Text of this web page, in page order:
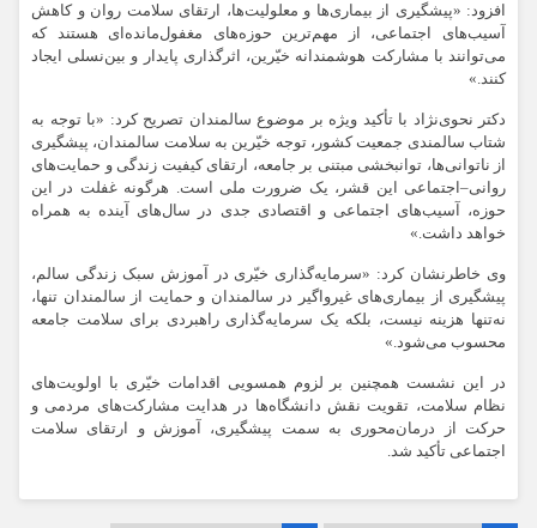
افزود: «پیشگیری از بیماری‌ها و معلولیت‌ها، ارتقای سلامت روان و کاهش
آسیب‌های اجتماعی، از مهم‌ترین حوزه‌های مغفول‌مانده‌ای هستند که
می‌توانند با مشارکت هوشمندانه خیّرین، اثرگذاری پایدار و بین‌نسلی ایجاد
کنند.»
دکتر نحوی‌نژاد با تأکید ویژه بر موضوع سالمندان تصریح کرد: «با توجه به
شتاب سالمندی جمعیت کشور، توجه خیّرین به سلامت سالمندان، پیشگیری
از ناتوانی‌ها، توانبخشی مبتنی بر جامعه، ارتقای کیفیت زندگی و حمایت‌های
روانی–اجتماعی این قشر، یک ضرورت ملی است. هرگونه غفلت در این
حوزه، آسیب‌های اجتماعی و اقتصادی جدی در سال‌های آینده به همراه
خواهد داشت.»
وی خاطرنشان کرد: «سرمایه‌گذاری خیّری در آموزش سبک زندگی سالم،
پیشگیری از بیماری‌های غیرواگیر در سالمندان و حمایت از سالمندان تنها،
نه‌تنها هزینه نیست، بلکه یک سرمایه‌گذاری راهبردی برای سلامت جامعه
محسوب می‌شود.»
در این نشست همچنین بر لزوم همسویی اقدامات خیّری با اولویت‌های
نظام سلامت، تقویت نقش دانشگاه‌ها در هدایت مشارکت‌های مردمی و
حرکت از درمان‌محوری به سمت پیشگیری، آموزش و ارتقای سلامت
اجتماعی تأکید شد.